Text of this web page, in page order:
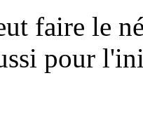
faire le
pour